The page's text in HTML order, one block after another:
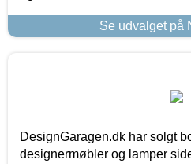
Se udvalget på
DesignGaragen.dk har solgt
designermøbler og lamper